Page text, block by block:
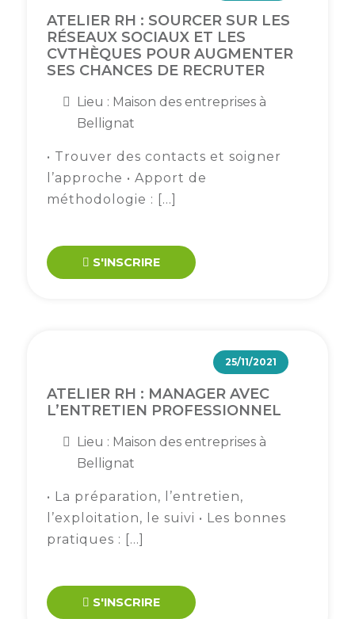
ATELIER RH : SOURCER SUR LES
RÉSEAUX SOCIAUX ET LES
CVTHÈQUES POUR AUGMENTER
SES CHANCES DE RECRUTER
Lieu : Maison des entreprises à
Bellignat
• Trouver des contacts et soigner
l’approche • Apport de
méthodologie : […]
S'INSCRIRE
25/11/2021
ATELIER RH : MANAGER AVEC
L’ENTRETIEN PROFESSIONNEL
Lieu : Maison des entreprises à
Bellignat
• La préparation, l’entretien,
l’exploitation, le suivi • Les bonnes
pratiques : […]
S'INSCRIRE